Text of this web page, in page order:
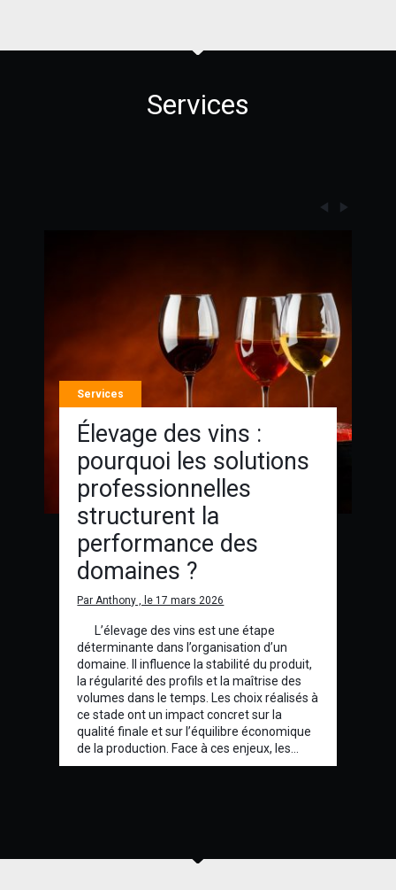
Services
Services
Élevage des vins :
pourquoi les solutions
professionnelles
structurent la
performance des
domaines ?
Par Anthony , le 17 mars 2026
L’élevage des vins est une étape
déterminante dans l’organisation d’un
domaine. Il influence la stabilité du produit,
la régularité des profils et la maîtrise des
volumes dans le temps. Les choix réalisés à
ce stade ont un impact concret sur la
qualité finale et sur l’équilibre économique
de la production. Face à ces enjeux, les…